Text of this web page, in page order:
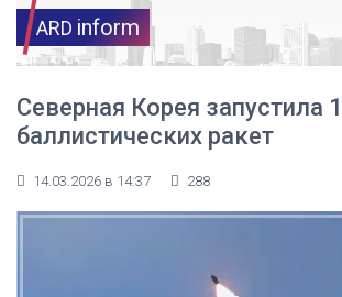
ARD inform
Северная Корея запустила
баллистических ракет
14.03.2026 в 14:37 288